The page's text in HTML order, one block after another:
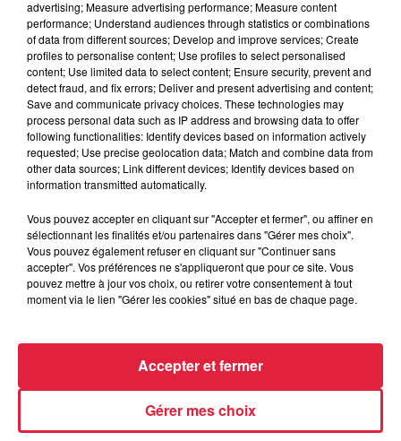
À Hoerdt, de l’eau brune sort des robinets
Depuis plusieurs jours, des habitants de Hoerdt ont vu de
l’eau brune s’écouler de leurs robinets. Face aux
advertising; Measure advertising performance; Measure content
performance; Understand audiences through statistics or combinations
of data from different sources; Develop and improve services; Create
profiles to personalise content; Use profiles to select personalised
content; Use limited data to select content; Ensure security, prevent and
detect fraud, and fix errors; Deliver and present advertising and content;
Save and communicate privacy choices. These technologies may
process personal data such as IP address and browsing data to offer
following functionalities: Identify devices based on information actively
requested; Use precise geolocation data; Match and combine data from
other data sources; Link different devices; Identify devices based on
information transmitted automatically.
Vous pouvez accepter en cliquant sur "Accepter et fermer", ou affiner en
sélectionnant les finalités et/ou partenaires dans "Gérer mes choix".
Vous pouvez également refuser en cliquant sur "Continuer sans
accepter". Vos préférences ne s'appliqueront que pour ce site. Vous
pouvez mettre à jour vos choix, ou retirer votre consentement à tout
moment via le lien "Gérer les cookies" situé en bas de chaque page.
Gérer mes choix
Accepter et fermer